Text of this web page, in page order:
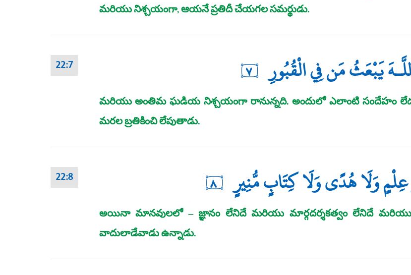
మరియు నిశ్చయంగా, ఆయనే ప్రతిదీ చేయగల సమర్థుడు.
22:7 يَبْعَثُ مَن فِي الْقُبُورِ ٧
మరియు అంతిమ ఘడియ నిశ్చయంగా రానున్నది. అందులో ఎలాంటి సందేహం
మరల బ్రతికించి లేపుతాడు.
22:8 عِلْمٍ وَلَا هُدًى وَلَا كِتَابٍ مُّنِيرٍ ٨
అయినా మానవులలో – జ్ఞానం లేనిదే మరియు మార్గదర్శకత్వం లేనిదే మరియు
వాదులాడేవాడు ఉన్నాడు.